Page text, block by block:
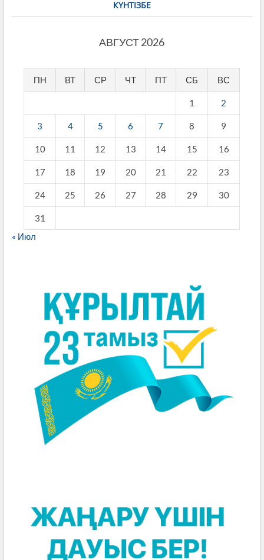
КҮНТІЗБЕ
АВГУСТ 2026
ПН ВТ СР ЧТ ПТ СБ ВС
1 2
3 4 5 6 7 8 9
10 11 12 13 14 15 16
17 18 19 20 21 22 23
24 25 26 27 28 29 30
31
« Июл